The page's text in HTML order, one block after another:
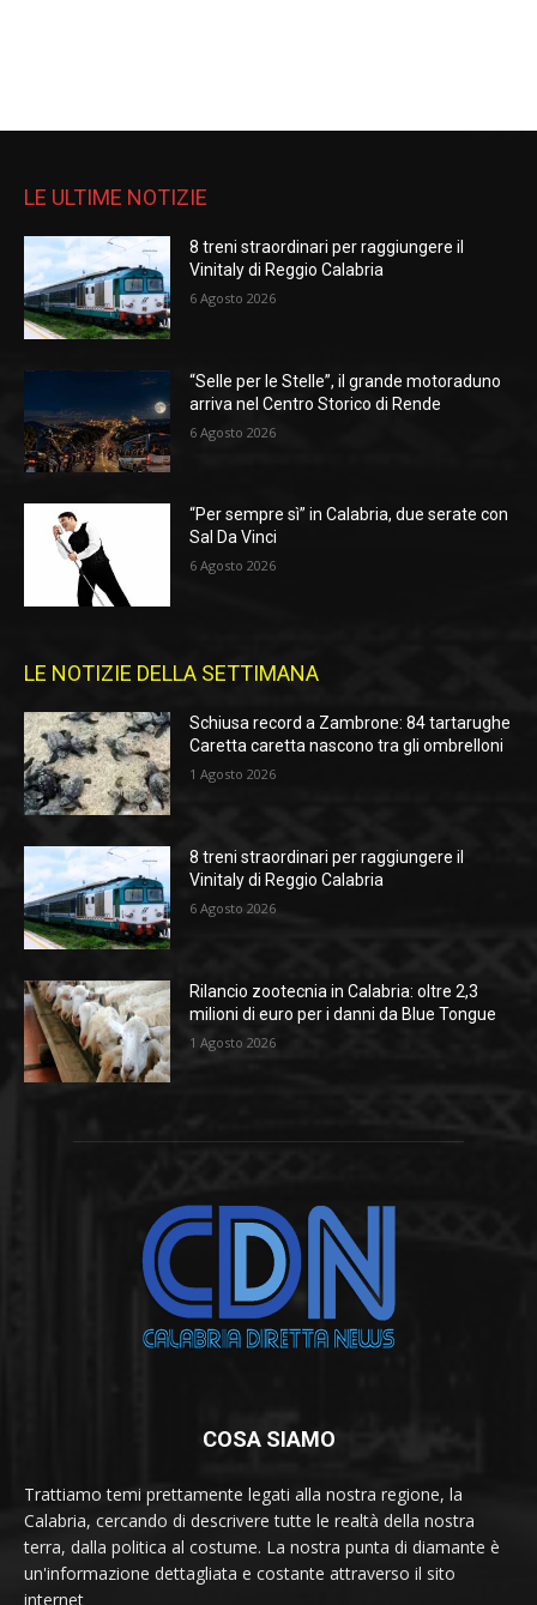
LE ULTIME NOTIZIE
8 treni straordinari per raggiungere il
Vinitaly di Reggio Calabria
6 Agosto 2026
“Selle per le Stelle”, il grande motoraduno
arriva nel Centro Storico di Rende
6 Agosto 2026
“Per sempre sì” in Calabria, due serate con
Sal Da Vinci
6 Agosto 2026
LE NOTIZIE DELLA SETTIMANA
Schiusa record a Zambrone: 84 tartarughe
Caretta caretta nascono tra gli ombrelloni
1 Agosto 2026
8 treni straordinari per raggiungere il
Vinitaly di Reggio Calabria
6 Agosto 2026
Rilancio zootecnia in Calabria: oltre 2,3
milioni di euro per i danni da Blue Tongue
1 Agosto 2026
COSA SIAMO
Trattiamo temi prettamente legati alla nostra regione, la
Calabria, cercando di descrivere tutte le realtà della nostra
terra, dalla politica al costume. La nostra punta di diamante è
un'informazione dettagliata e costante attraverso il sito
internet